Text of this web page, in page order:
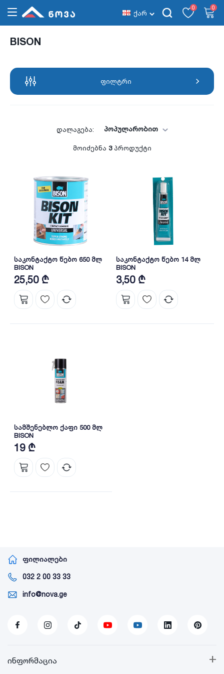
ქარ
0 0
BISON
ფილტრი
დალაგება: პოპულარობით
მოიძებნა 3პროდუქტი
საკონტაქტო წებო 650 მლ
BISON
25,50 ₾
საკონტაქტო წებო 14 მლ
BISON
3,50 ₾
სამშენებლო ქაფი 500 მლ
BISON
19 ₾
ფილიალები
032 2 00 33 33
info@nova.ge
+
ინფორმაცია